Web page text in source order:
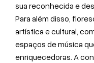
sua reconhecida e
Para além disso,
artística e cultural,
espaços de música
enriquecedoras. A